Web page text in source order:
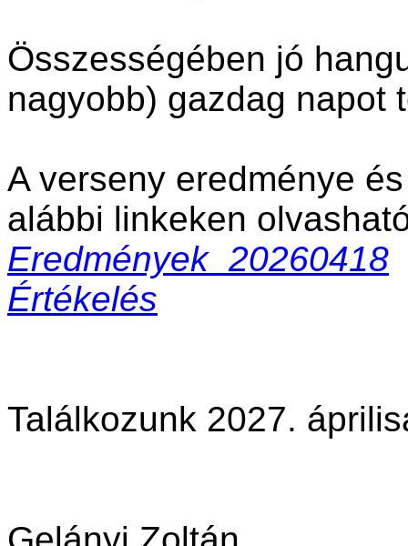
Összességében jó
nagyobb) gazdag napot
A verseny eredménye
alábbi linkeken
Eredmények_20260418
Értékelés
Találkozunk 2027.